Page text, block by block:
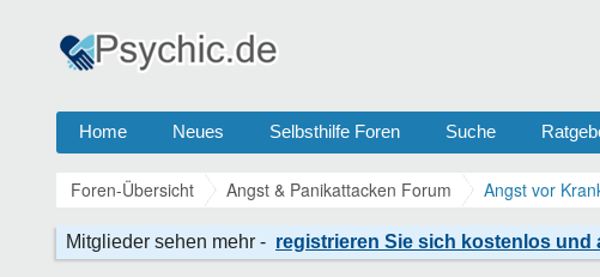
Home Neues Selbsthilfe Foren Suche
Foren-Übersicht Angst & Panikattacken Forum Angst vor